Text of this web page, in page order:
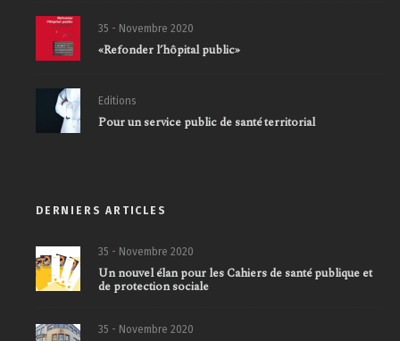
35 - Novembre 2020
«Refonder l’hôpital public»
Editions
Pour un service public de santé territorial
DERNIERS ARTICLES
35 - Novembre 2020
Un nouvel élan pour les Cahiers de santé publique et
de protection sociale
35 - Novembre 2020